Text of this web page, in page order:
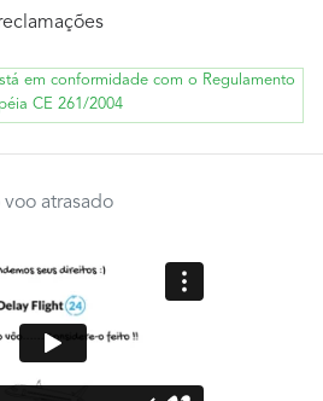
em conformidade com o Regulamento
CE 261/2004
atrasado